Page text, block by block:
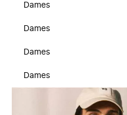
Dames
Dames
Dames
Dames